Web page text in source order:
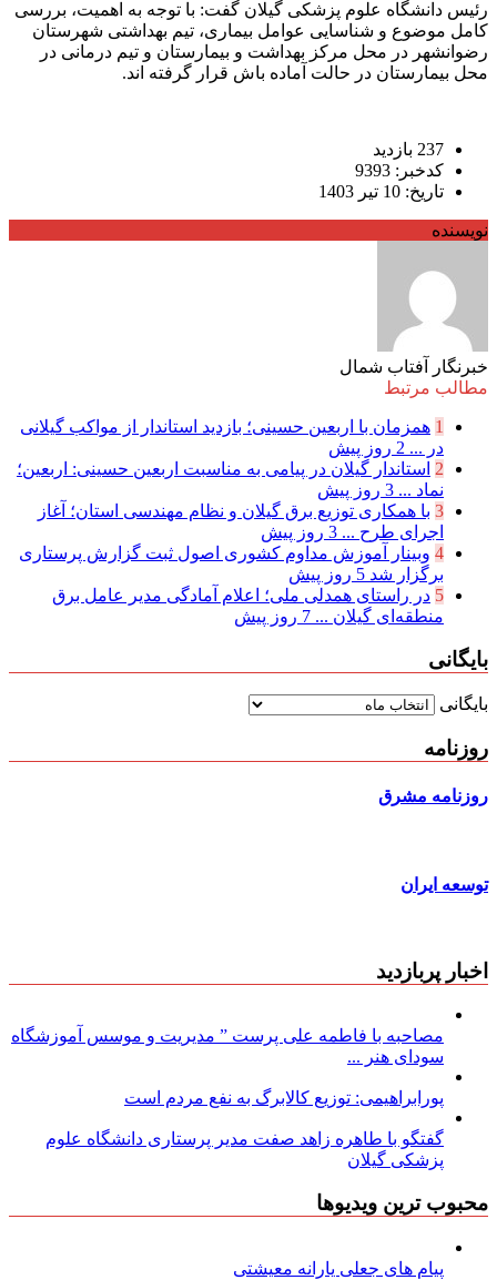
رئیس دانشگاه علوم پزشکی گیلان گفت: با توجه به اهمیت، بررسی
کامل موضوع و شناسایی عوامل بیماری، تیم بهداشتی شهرستان
رضوانشهر در محل مرکز بهداشت و بیمارستان و تیم درمانی در
محل بیمارستان در حالت آماده باش قرار گرفته اند.
237 بازدید
کدخبر: 9393
تاریخ: 10 تیر 1403
نویسنده
خبرنگار آفتاب شمال
مطالب مرتبط
1 همزمان با اربعین حسینی؛ بازدید استاندار از مواکب گیلانی
در ... 2 روز پیش
2 استاندار گیلان در پیامی به مناسبت اربعین حسینی: اربعین؛
نماد ... 3 روز پیش
3 با همکاری توزیع برق گیلان و نظام مهندسی استان؛ آغاز
اجرای طرح ... 3 روز پیش
4 وبینار آموزش مداوم کشوری اصول ثبت گزارش پرستاری
برگزار شد 5 روز پیش
5 در راستای همدلی ملی؛ اعلام آمادگی مدیر عامل برق
منطقه‌ای گیلان ... 7 روز پیش
بایگانی
بایگانی
روزنامه
روزنامه مشرق
توسعه ایران
اخبار پربازدید
مصاحبه با فاطمه علی پرست ” مدیریت و موسس آموزشگاه
سودای هنر ...
پورابراهیمی: توزیع کالابرگ به نفع مردم است
گفتگو با طاهره زاهد صفت مدیر پرستاری دانشگاه علوم
پزشکی گیلان
محبوب ترین ویدیوها
پیام های جعلی یارانه معیشتی